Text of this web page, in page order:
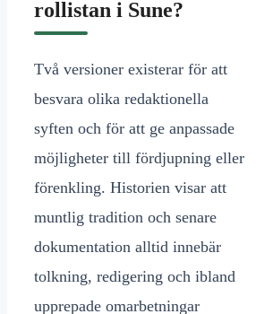
rollistan i Sune?
Två versioner existerar för att
besvara olika redaktionella
syften och för att ge anpassade
möjligheter till fördjupning eller
förenkling. Historien visar att
muntlig tradition och senare
dokumentation alltid innebär
tolkning, redigering och ibland
upprepade omarbetningar